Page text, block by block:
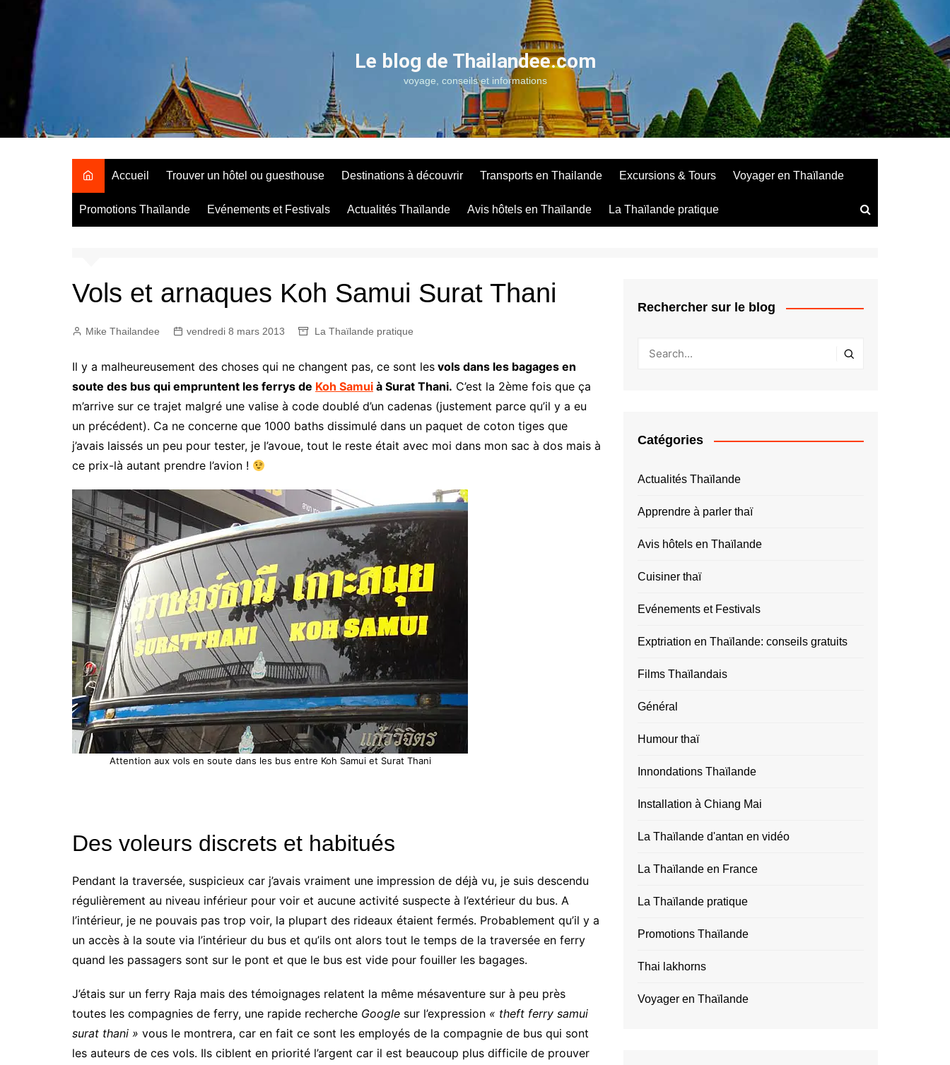
contenu
Le blog de Thailandee.com
voyage, conseils et informations
Accueil Trouver un hôtel ou guesthouse Destinations à découvrir Transports en Thailande Excursions & Tours Voyager en Thaïlande
Promotions Thaïlande Evénements et Festivals Actualités Thaïlande Avis hôtels en Thaïlande La Thaïlande pratique
Vols et arnaques Koh Samui Surat Thani
Mike Thailandee vendredi 8 mars 2013 La Thaïlande pratique
Il y a malheureusement des choses qui ne changent pas, ce sont les vols dans les bagages en
soute des bus qui empruntent les ferrys de Koh Samui à Surat Thani. C’est la 2ème fois que ça
m’arrive sur ce trajet malgré une valise à code doublé d’un cadenas (justement parce qu’il y a eu
un précédent). Ca ne concerne que 1000 baths dissimulé dans un paquet de coton tiges que
j’avais laissés un peu pour tester, je l’avoue, tout le reste était avec moi dans mon sac à dos mais à
ce prix-là autant prendre l’avion !
Attention aux vols en soute dans les bus entre Koh Samui et Surat Thani
Des voleurs discrets et habitués
Pendant la traversée, suspicieux car j’avais vraiment une impression de déjà vu, je suis descendu
régulièrement au niveau inférieur pour voir et aucune activité suspecte à l’extérieur du bus. A
l’intérieur, je ne pouvais pas trop voir, la plupart des rideaux étaient fermés. Probablement qu’il y a
un accès à la soute via l’intérieur du bus et qu’ils ont alors tout le temps de la traversée en ferry
quand les passagers sont sur le pont et que le bus est vide pour fouiller les bagages.
J’étais sur un ferry Raja mais des témoignages relatent la même mésaventure sur à peu près
toutes les compagnies de ferry, une rapide recherche Google sur l’expression « theft ferry samui
surat thani » vous le montrera, car en fait ce sont les employés de la compagnie de bus qui sont
les auteurs de ces vols. Ils ciblent en priorité l’argent car il est beaucoup plus difficile de prouver
Rechercher sur le blog
Catégories
Actualités Thaïlande
Apprendre à parler thaï
Avis hôtels en Thaïlande
Cuisiner thaï
Evénements et Festivals
Exptriation en Thaïlande: conseils gratuits
Films Thaïlandais
Général
Humour thaï
Innondations Thaïlande
Installation à Chiang Mai
La Thaïlande d'antan en vidéo
La Thaïlande en France
La Thaïlande pratique
Promotions Thaïlande
Thai lakhorns
Voyager en Thaïlande